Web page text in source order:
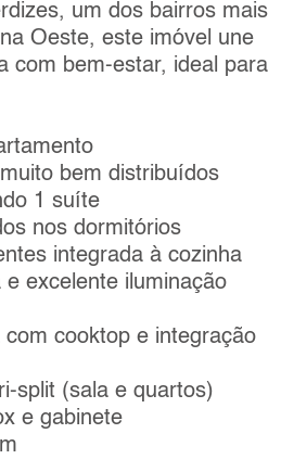
um dos bairros mais
Oeste, este imóvel une
com bem-estar, ideal para
bem distribuídos
1 suíte
nos dormitórios
integrada à cozinha
excelente iluminação
com cooktop e integração
split (sala e quartos)
e gabinete